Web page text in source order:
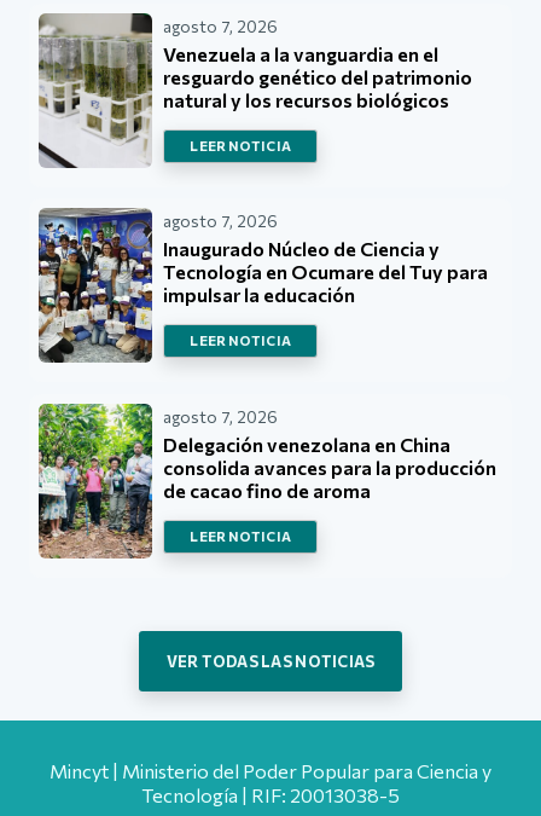
agosto 7, 2026
Venezuela a la vanguardia en el
resguardo genético del patrimonio
natural y los recursos biológicos
LEER NOTICIA
agosto 7, 2026
Inaugurado Núcleo de Ciencia y
Tecnología en Ocumare del Tuy para
impulsar la educación
LEER NOTICIA
agosto 7, 2026
Delegación venezolana en China
consolida avances para la producción
de cacao fino de aroma
LEER NOTICIA
VER TODAS LAS NOTICIAS
Mincyt | Ministerio del Poder Popular para Ciencia y
Tecnología | RIF: 20013038-5